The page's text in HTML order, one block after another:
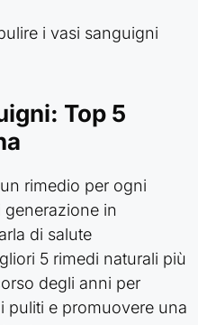
i vasi sanguigni
Top 5
rimedio per ogni
generazione in
di salute
5 rimedi naturali più
degli anni per
puliti e promuovere una